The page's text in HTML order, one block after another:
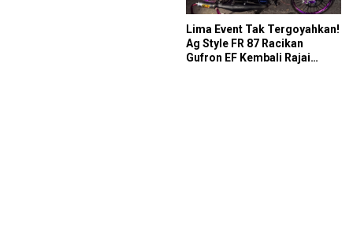
Lima Event Tak Tergoyahkan!
Ag Style FR 87 Racikan
Gufron EF Kembali Rajai